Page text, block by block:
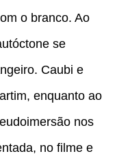
o branco. Ao
se
Caubi e
enquanto ao
nos
no filme e